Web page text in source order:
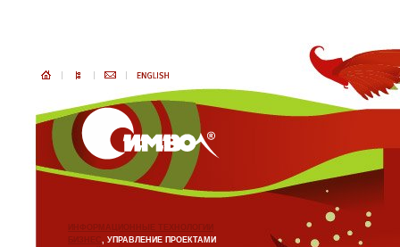
ИНФОРМАЦИОННЫЕ ТЕХНОЛОГИИ
БИЗНЕС, УПРАВЛЕНИЕ ПРОЕКТАМИ